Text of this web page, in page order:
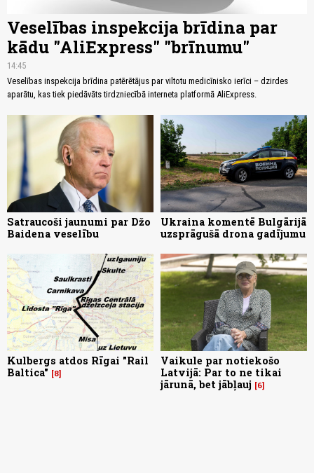
Veselības inspekcija brīdina par
kādu "AliExpress" "brīnumu"
14:45
Veselības inspekcija brīdina patērētājus par viltotu medicīnisko ierīci – dzirdes
aparātu, kas tiek piedāvāts tirdzniecībā interneta platformā AliExpress.
Satraucoši jaunumi par Džo
Baidena veselību
Ukraina komentē Bulgārijā
uzsprāgušā drona gadījumu
Kulbergs atdos Rīgai "Rail
Baltica"
8
Vaikule par notiekošo
Latvijā: Par to ne tikai
jārunā, bet jābļauj
6